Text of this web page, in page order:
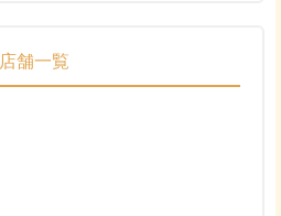
店舗一覧